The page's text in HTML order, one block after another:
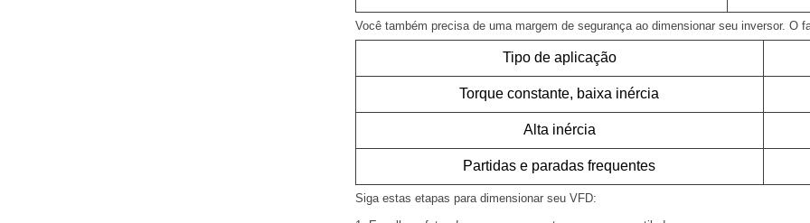
Você também precisa de uma margem de segurança ao dimensionar seu inversor. O
Tipo de aplicação
Torque constante, baixa inércia
Alta inércia
Partidas e paradas frequentes
Siga estas etapas para dimensionar seu VFD: